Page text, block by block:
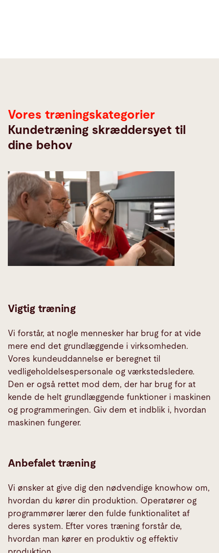
Vores træningskategorier
Kundetræning skræddersyet til
dine behov
Vigtig træning
Vi forstår, at nogle mennesker har brug for at vide
mere end det grundlæggende i virksomheden.
Vores kundeuddannelse er beregnet til
vedligeholdelsespersonale og værkstedsledere.
Den er også rettet mod dem, der har brug for at
kende de helt grundlæggende funktioner i maskinen
og programmeringen. Giv dem et indblik i, hvordan
maskinen fungerer.
Anbefalet træning
Vi ønsker at give dig den nødvendige knowhow om,
hvordan du kører din produktion. Operatører og
programmører lærer den fulde funktionalitet af
deres system. Efter vores træning forstår de,
hvordan man kører en produktiv og effektiv